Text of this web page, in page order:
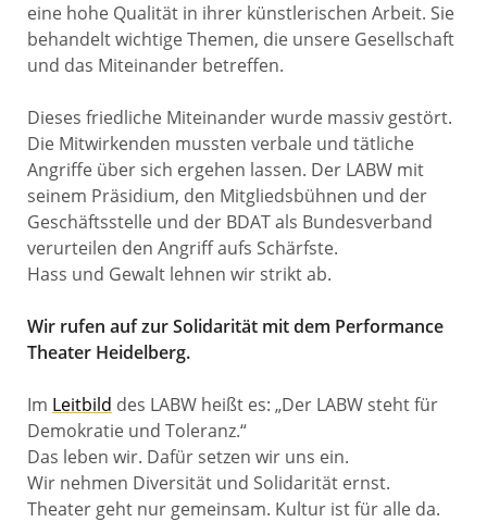
eine hohe Qualität in ihrer künstlerischen Arbeit. Sie
behandelt wichtige Themen, die unsere Gesellschaft
und das Miteinander betreffen.
Dieses friedliche Miteinander wurde massiv gestört.
Die Mitwirkenden mussten verbale und tätliche
Angriffe über sich ergehen lassen. Der LABW mit
seinem Präsidium, den Mitgliedsbühnen und der
Geschäftsstelle und der BDAT als Bundesverband
verurteilen den Angriff aufs Schärfste.
Hass und Gewalt lehnen wir strikt ab.
Wir rufen auf zur Solidarität mit dem Performance
Theater Heidelberg.
Im Leitbild des LABW heißt es: „Der LABW steht für
Demokratie und Toleranz.“
Das leben wir. Dafür setzen wir uns ein.
Wir nehmen Diversität und Solidarität ernst.
Theater geht nur gemeinsam. Kultur ist für alle da.